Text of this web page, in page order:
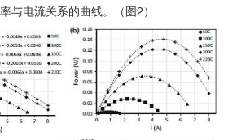
与电流关系的曲线。（图2）